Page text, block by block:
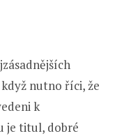
nutno říci, že
k
je titul, dobré